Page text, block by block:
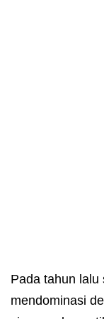
Pada tahun lalu
mendominasi